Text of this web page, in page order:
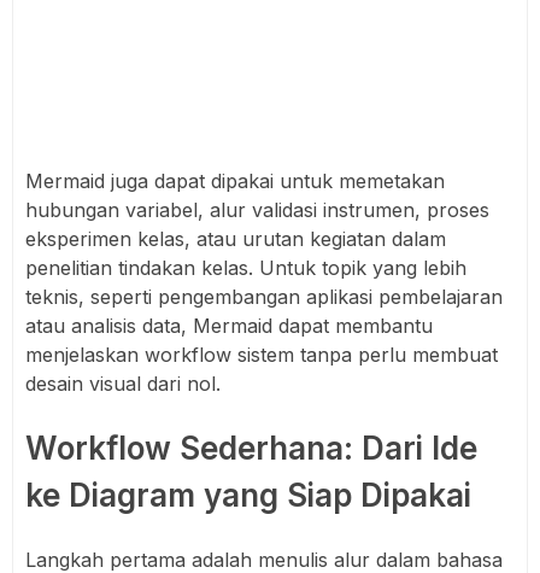
Mermaid juga dapat dipakai untuk memetakan
hubungan variabel, alur validasi instrumen, proses
eksperimen kelas, atau urutan kegiatan dalam
penelitian tindakan kelas. Untuk topik yang lebih
teknis, seperti pengembangan aplikasi pembelajaran
atau analisis data, Mermaid dapat membantu
menjelaskan workflow sistem tanpa perlu membuat
desain visual dari nol.
Workflow Sederhana: Dari Ide
ke Diagram yang Siap Dipakai
Langkah pertama adalah menulis alur dalam bahasa